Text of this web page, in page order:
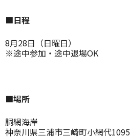
■日程
8月28日（日曜日）
※途中参加・途中退場OK
■場所
胴網海岸
神奈川県三浦市三崎町小網代1095